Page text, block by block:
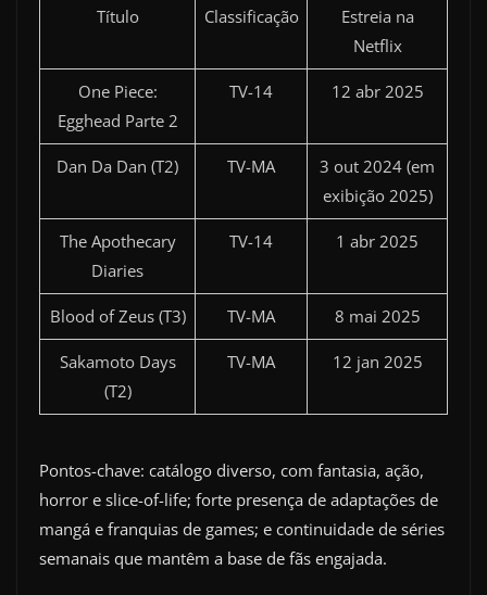
Título Classificação
Estreia na
Netflix
One Piece:
Egghead Parte 2
TV-14 12 abr 2025
Dan Da Dan (T2) TV-MA
3 out 2024 (em
exibição 2025)
The Apothecary
Diaries
TV-14 1 abr 2025
Blood of Zeus (T3) TV-MA 8 mai 2025
Sakamoto Days
(T2)
TV-MA 12 jan 2025
Pontos-chave: catálogo diverso, com fantasia, ação,
horror e slice-of-life; forte presença de adaptações de
mangá e franquias de games; e continuidade de séries
semanais que mantêm a base de fãs engajada.